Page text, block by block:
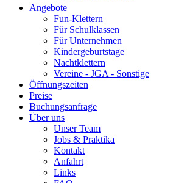
Angebote
Fun-Klettern
Für Schulklassen
Für Unternehmen
Kindergeburtstage
Nachtklettern
Vereine - JGA - Sonstige
Öffnungszeiten
Preise
Buchungsanfrage
Über uns
Unser Team
Jobs & Praktika
Kontakt
Anfahrt
Links